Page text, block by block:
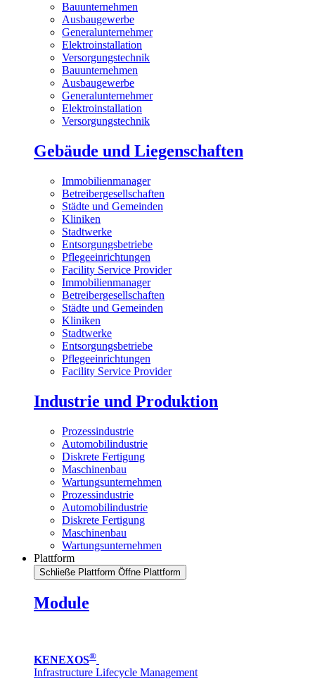
Bauunternehmen
Ausbaugewerbe
Generalunternehmer
Elektroinstallation
Versorgungstechnik
Bauunternehmen
Ausbaugewerbe
Generalunternehmer
Elektroinstallation
Versorgungstechnik
Gebäude und Liegenschaften
Immobilienmanager
Betreibergesellschaften
Städte und Gemeinden
Kliniken
Stadtwerke
Entsorgungsbetriebe
Pflegeeinrichtungen
Facility Service Provider
Immobilienmanager
Betreibergesellschaften
Städte und Gemeinden
Kliniken
Stadtwerke
Entsorgungsbetriebe
Pflegeeinrichtungen
Facility Service Provider
Industrie und Produktion
Prozessindustrie
Automobilindustrie
Diskrete Fertigung
Maschinenbau
Wartungsunternehmen
Prozessindustrie
Automobilindustrie
Diskrete Fertigung
Maschinenbau
Wartungsunternehmen
Plattform
Schließe Plattform Öffne Plattform
Module
KENEXOS®
Infrastructure Lifecycle Management